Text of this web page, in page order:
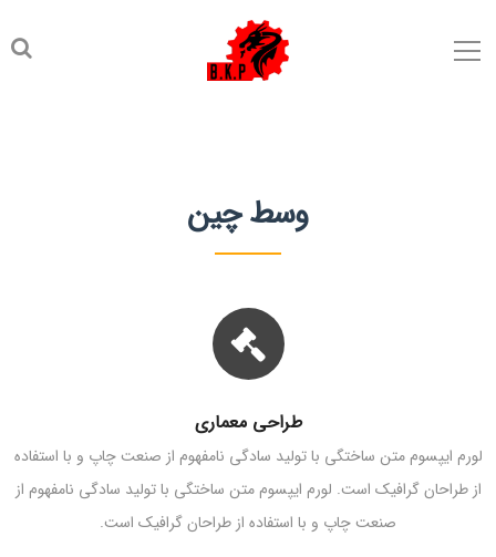
وسط چین
طراحی معماری
لورم ایپسوم متن ساختگی با تولید سادگی نامفهوم از صنعت چاپ و با استفاده
از طراحان گرافیک است. لورم ایپسوم متن ساختگی با تولید سادگی نامفهوم از
صنعت چاپ و با استفاده از طراحان گرافیک است.